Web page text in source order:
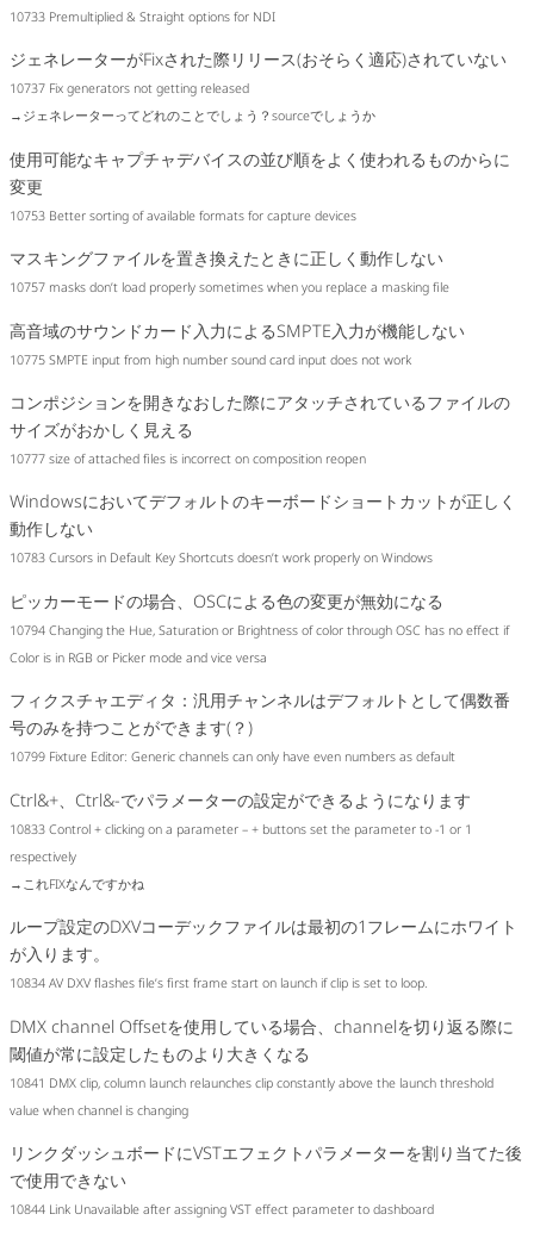
10733 Premultiplied & Straight options for NDI
ジェネレーターがFixされた際リリース(おそらく適応)されていない
10737 Fix generators not getting released
→ジェネレーターってどれのことでしょう？sourceでしょうか
使用可能なキャプチャデバイスの並び順をよく使われるものからに
変更
10753 Better sorting of available formats for capture devices
マスキングファイルを置き換えたときに正しく動作しない
10757 masks don’t load properly sometimes when you replace a masking file
高音域のサウンドカード入力によるSMPTE入力が機能しない
10775 SMPTE input from high number sound card input does not work
コンポジションを開きなおした際にアタッチされているファイルの
サイズがおかしく見える
10777 size of attached files is incorrect on composition reopen
Windowsにおいてデフォルトのキーボードショートカットが正しく
動作しない
10783 Cursors in Default Key Shortcuts doesn’t work properly on Windows
ピッカーモードの場合、OSCによる色の変更が無効になる
10794 Changing the Hue, Saturation or Brightness of color through OSC has no effect if
Color is in RGB or Picker mode and vice versa
フィクスチャエディタ：汎用チャンネルはデフォルトとして偶数番
号のみを持つことができます(？)
10799 Fixture Editor: Generic channels can only have even numbers as default
Ctrl&+、Ctrl&-でパラメーターの設定ができるようになります
10833 Control + clicking on a parameter – + buttons set the parameter to -1 or 1
respectively
→これFIXなんですかね
ループ設定のDXVコーデックファイルは最初の1フレームにホワイト
が入ります。
10834 AV DXV flashes file’s first frame start on launch if clip is set to loop.
DMX channel Offsetを使用している場合、channelを切り返る際に
閾値が常に設定したものより大きくなる
10841 DMX clip, column launch relaunches clip constantly above the launch threshold
value when channel is changing
リンクダッシュボードにVSTエフェクトパラメーターを割り当てた後
で使用できない
10844 Link Unavailable after assigning VST effect parameter to dashboard